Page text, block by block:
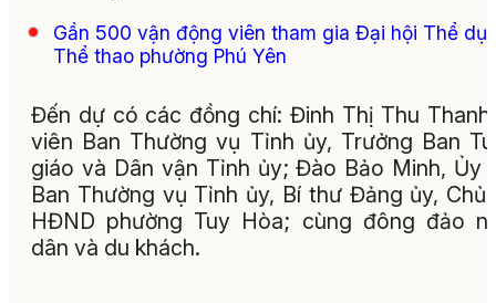
Gần 500 vận động viên tham gia Đại hội Thể
Thể thao phường Phú Yên
Đến dự có các đồng chí: Đinh Thị Thu
viên Ban Thường vụ Tỉnh ủy, Trưởng Ban
giáo và Dân vận Tỉnh ủy; Đào Bảo Minh, Ủy
Ban Thường vụ Tỉnh ủy, Bí thư Đảng ủy, Chủ
HĐND phường Tuy Hòa; cùng đông đảo
dân và du khách.